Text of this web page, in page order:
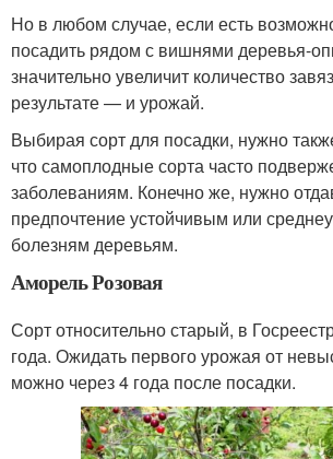
Но в любом случае, если есть
посадить рядом с вишнями деревья-
значительно увеличит количество
результате — и урожай.
Выбирая сорт для посадки, нужно
что самоплодные сорта часто
заболеваниям. Конечно же, нужно
предпочтение устойчивым или
болезням деревьям.
Аморель Розовая
Сорт относительно старый, в
года. Ожидать первого урожая от
можно через 4 года после посадки.